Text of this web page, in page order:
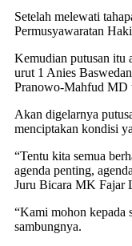
Setelah melewati
Permusyawaratan
Kemudian putusan itu
urut 1 Anies
Pranowo-Mahfud MD
Akan digelarnya
menciptakan kondisi
“Tentu kita semua
agenda penting,
Juru Bicara MK Fajar
“Kami mohon kepada
sambungnya.